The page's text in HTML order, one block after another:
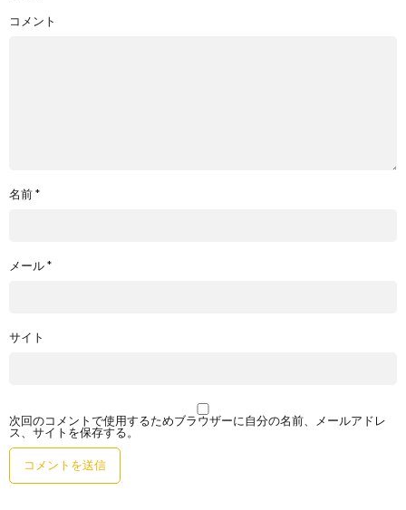
コメント
名前*
メール*
サイト
次回のコメントで使用するためブラウザーに自分の名前、メールアドレ
ス、サイトを保存する。